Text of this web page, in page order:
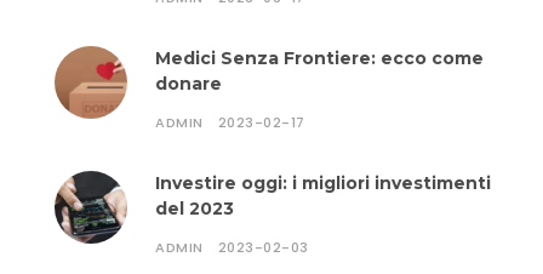
Medici Senza Frontiere: ecco come
donare
ADMIN 2023-02-17
Investire oggi: i migliori investimenti
del 2023
ADMIN 2023-02-03